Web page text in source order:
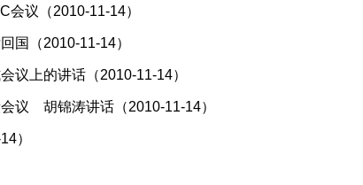
议（2010-11-14）
国（2010-11-14）
议上的讲话（2010-11-14）
议 胡锦涛讲话（2010-11-14）
）